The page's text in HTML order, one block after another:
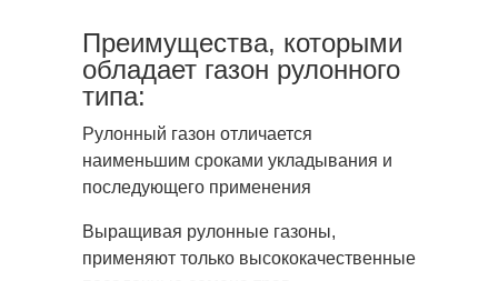
Преимущества, которыми
обладает газон рулонного
типа:
Рулонный газон отличается
наименьшим сроками укладывания и
последующего применения
Выращивая рулонные газоны,
применяют только высококачественные